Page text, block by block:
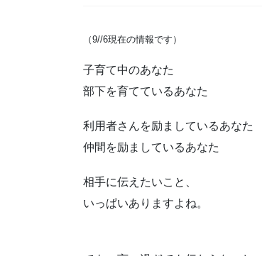
（9//6現在の情報です）
子育て中のあなた
部下を育てているあなた
利用者さんを励ましているあなた
仲間を励ましているあなた
相手に伝えたいこと、
いっぱいありますよね。